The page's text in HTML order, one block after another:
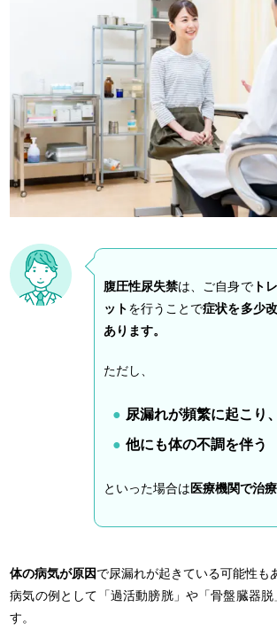
腹圧性尿失禁は、ご自身でト
ットを行うことで症状を多少
あります。
ただし、
尿漏れが頻繁に起こり
他にも体の不調を伴う
といった場合は医療機関で治
体の病気が原因で尿漏れが起きている可能性も
病気の例として「過活動膀胱」や「骨盤臓器脱
す。